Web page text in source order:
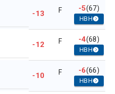
-13 F -5(67)
HBH
-12 F -4(68)
HBH
-10 F -6(66)
HBH